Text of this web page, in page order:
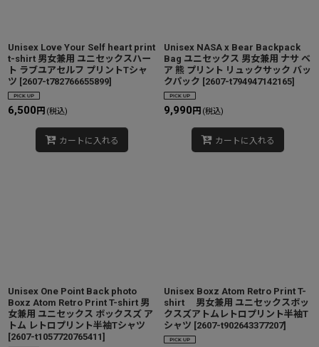
Unisex Love Your Self heart print
t-shirt 男女兼用 ユニセックスハー
ト ラブユアセルフ プリントTシャ
ツ [2607-t782766655899]
6,500 円 (税込)
カートに入れる
Unisex NASA x Bear Backpack
Bag ユニセックス 男女兼用 ナサ ベ
ア 熊 プリント リュックサック バッ
クパック [2607-t794947142165]
9,990 円 (税込)
カートに入れる
Unisex One Point Back photo
Boxz Atom Retro Print T-shirt 男
女兼用 ユニセックス ボックスズ ア
トム レトロプリント半袖Tシャツ
[2607-t1057720765411]
Unisex Boxz Atom Retro Print T-
shirt 男女兼用 ユニセックスボッ
クスズアトムレトロプリント半袖T
シャツ [2607-t902643377207]